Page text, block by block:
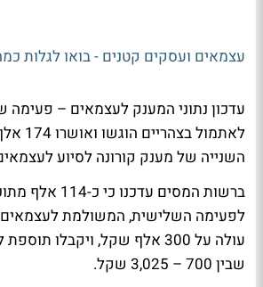
עצמאים ועסקים קטנים - בואו לגלות
עדכון נתוני המענק לעצמאים – פעימה
השנייה של מענק קורונה לסיוע
ברשות המסים
לפעימה השלישית, המשולמת
עולה על 300 אלף שקל, ויקבלו
שבין 700 – 3,025 שקל.